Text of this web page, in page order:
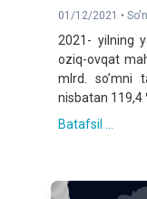
01/12/2021 •
2021- yilning
oziq-ovqat
mlrd. soʼmni
nisbatan 119,4
Batafsil ...